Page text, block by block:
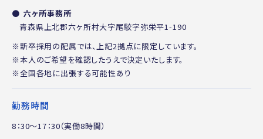
六ヶ所事務所
青森県上北郡六ヶ所村大字尾駮字弥栄平1-190
※新卒採用の配属では、上記2拠点に限定しています。
※本人のご希望を確認したうえで決定いたします。
※全国各地に出張する可能性あり
勤務時間
8：30～17：30（実働8時間）